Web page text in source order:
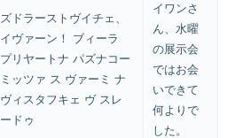
ズドラーストヴイチェ、
イヴァーン！ ブィーラ
プリヤートナ パズナコー
ミッツァ ス ヴァーミ ナ
ヴィスタフキェ ヴ スレ
ードゥ
イワンさ
ん、水曜
の展示会
ではお会
いできて
何よりで
した。